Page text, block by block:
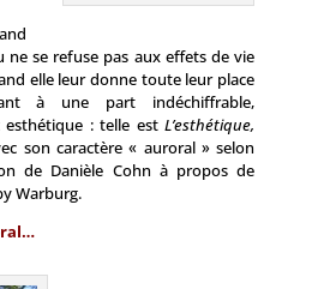
ne se refuse pas aux effets de vie
elle leur donne toute leur place
à une part indéchiffrable,
esthétique : telle estL’esthétique,
son caractère « auroral » selon
de Danièle Cohn à propos de
Warburg.